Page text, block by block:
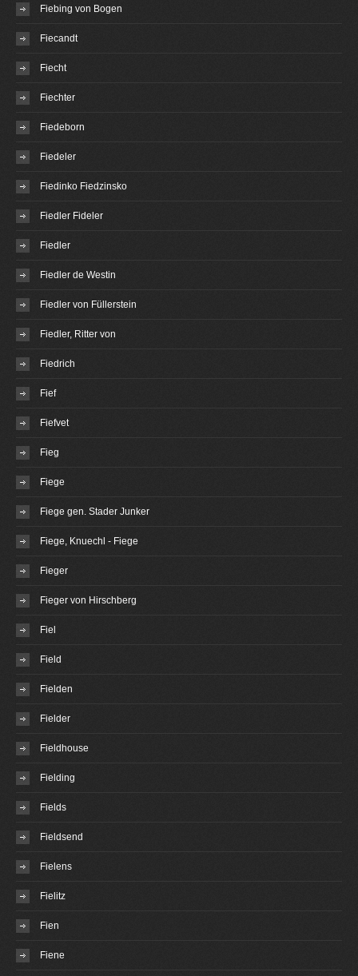
Fiebing von Bogen
Fiecandt
Fiecht
Fiechter
Fiedeborn
Fiedeler
Fiedinko Fiedzinsko
Fiedler Fideler
Fiedler
Fiedler de Westin
Fiedler von Füllerstein
Fiedler, Ritter von
Fiedrich
Fief
Fiefvet
Fieg
Fiege
Fiege gen. Stader Junker
Fiege, Knuechl - Fiege
Fieger
Fieger von Hirschberg
Fiel
Field
Fielden
Fielder
Fieldhouse
Fielding
Fields
Fieldsend
Fielens
Fielitz
Fien
Fiene